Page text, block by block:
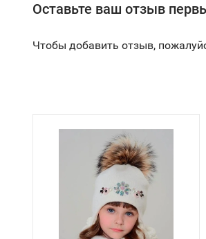
Оставьте ваш отзыв
Чтобы добавить отзыв,